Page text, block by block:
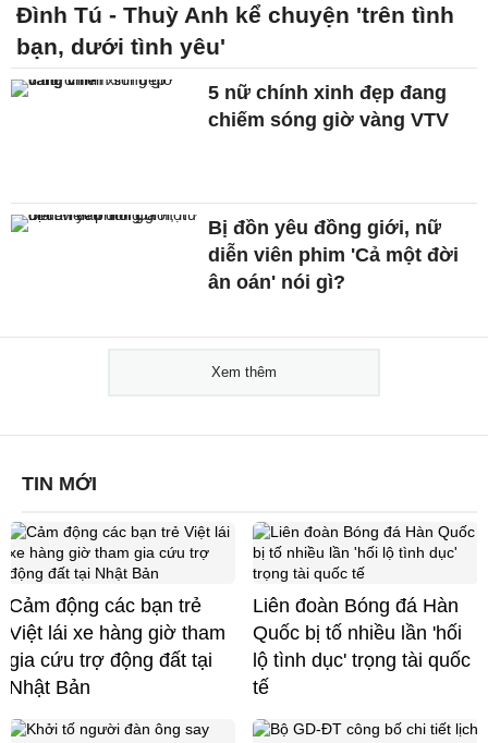
Đình Tú - Thuỳ Anh kể chuyện 'trên tình
bạn, dưới tình yêu'
5 nữ chính xinh đẹp đang
chiếm sóng giờ vàng VTV
Bị đồn yêu đồng giới, nữ
diễn viên phim 'Cả một đời
ân oán' nói gì?
Xem thêm
TIN MỚI
Cảm động các bạn trẻ
Việt lái xe hàng giờ tham
gia cứu trợ động đất tại
Nhật Bản
Liên đoàn Bóng đá Hàn
Quốc bị tố nhiều lần 'hối
lộ tình dục' trọng tài quốc
tế